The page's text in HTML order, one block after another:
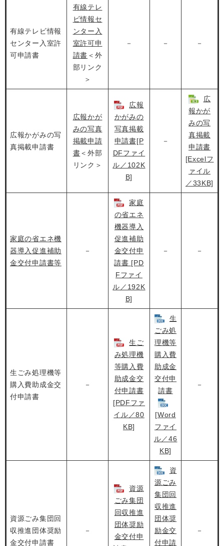
有線テレビ情報
センター入室許
可申請書
有線テレ
ビ情報セ
ンター入
室許可申
請書 ＜外
部リンク
＞
－ － －
広報かがみの写
真掲載申請書
広報かが
みの写真
掲載申請
書＜外部
リンク＞
広報
かがみの
写真掲載
申請書[P
DFファイ
ル／102K
B]
－
広
報かが
みの写
真掲載
申請書
[Excelフ
ァイル
／33KB]
家庭の省エネ機
器導入促進補助
金交付申請書等
－
家庭
の省エネ
機器導入
促進補助
金交付申
請書 [PD
Fファイ
ル／192K
B]
－ －
生ごみ処理機等
購入費助成金交
付申請書
－
生ご
み処理機
等購入費
助成金交
付申請書
[PDFファ
イル／80
KB]
生
ごみ処
理機等
購入費
助成金
交付申
請書
[Word
ファイ
ル／46
KB]
－
資源ごみ集団回
収推進団体奨励
金交付申請書
－
資源
ごみ集団
回収推進
団体奨励
金交付申
資
源ごみ
集団回
収推進
団体奨
励金交
付申請
－